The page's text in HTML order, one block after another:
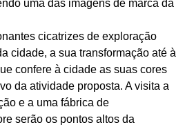
uma das imagens de marca da
cicatrizes de exploração
cidade, a sua transformação até à
confere à cidade as suas cores
da atividade proposta. A visita a
e a uma fábrica de
serão os pontos altos da